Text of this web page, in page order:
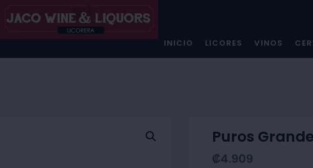
INICIO LICORES VINOS
Puros
₡4.909